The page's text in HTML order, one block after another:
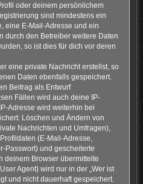
oder deinem persönlichem
sind mindestens ein
eine E-Mail-Adresse und ein
durch den Betreiber weitere Daten
so ist dies für dich vor deren
eine private Nachricht erstellst, so
Daten ebenfalls gespeichert.
Beitrag als Entwurf
Fällen wird auch deine IP-
Adresse wird weiterhin bei
Löschen und Ändern von
Nachrichten und Umfragen),
(E-Mail-Adresse,
Passwort) und gescheiterte
deinem Browser übermittelte
Agent) wird nur in der „Wer ist
und nicht dauerhaft gespeichert.